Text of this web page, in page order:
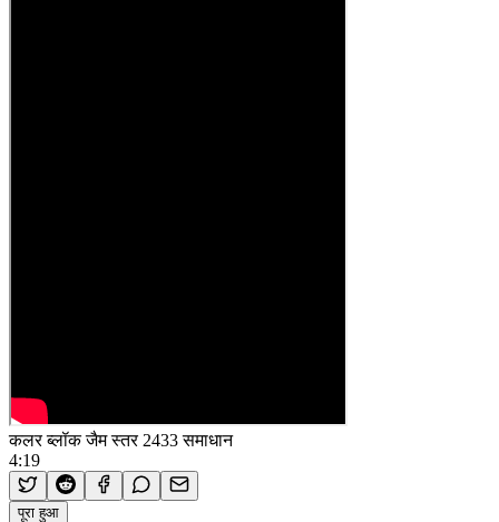
कलर ब्लॉक जैम स्तर 2433 समाधान
4:19
पूरा हुआ